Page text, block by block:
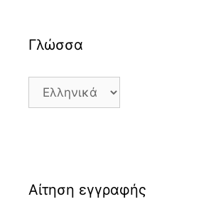
Γλώσσα
Γλώσσα
Αίτηση εγγραφής